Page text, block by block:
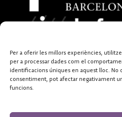
Per a oferir les millors experiències,
per a processar dades com el
identificacions úniques en aquest lloc. No
consentiment, pot afectar negativament
funcions.